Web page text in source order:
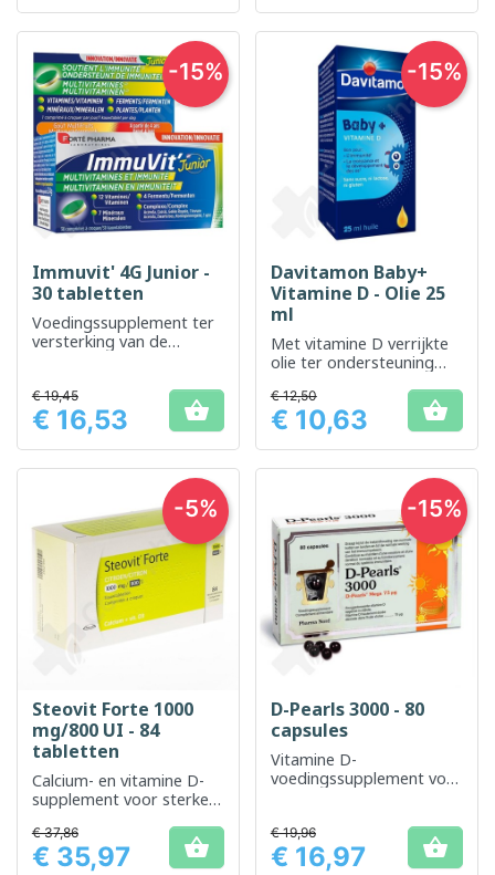
Immuvit' 4G Junior -
30 tabletten
Voedingssupplement ter
versterking van de
Prijs
€ 19,45
€ 16,53 
-15%
Davitamon Baby+
Vitamine D - Olie 25
ml
Met vitamine D verrijkte
olie ter ondersteuning
baby's
Prijs
€ 12,50
€ 10,63 
-15%
Steovit Forte 1000
mg/800 UI - 84
tabletten
Calcium- en vitamine D-
supplement voor sterke
Prijs
€ 37,86
€ 35,97 
-5%
D-Pearls 3000 - 80
capsules
Vitamine D-
voedingssupplement voor
immuunsysteem
Prijs
€ 19,96
€ 16,97 
-15%